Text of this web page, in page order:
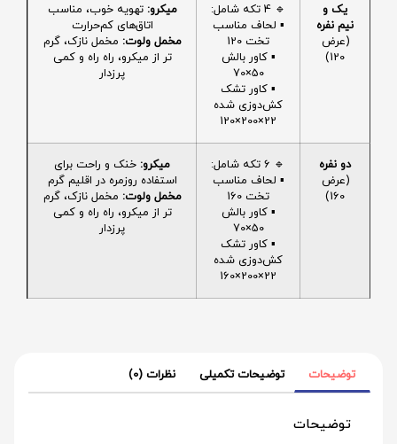
یک و
نیم نفره
(عرض
120)
🔹 4 تکه شامل:
▪️ لحاف مناسب
تخت 120
▪️ کاور بالش
50×70
▪️ کاور تشک
کش‌دوزی شده
22×200×120
میکرو: تهویه خوب، مناسب
اتاق‌های کم‌حرارت
مخمل ولوت: مخمل نازک، گرم
تر از میکرو، راه راه و کمی
پرزدار
دو نفره
(عرض
160)
🔹 6 تکه شامل:
▪️ لحاف مناسب
تخت 160
▪️ کاور بالش
50×70
▪️ کاور تشک
کش‌دوزی شده
22×200×160
میکرو: خنک و راحت برای
استفاده روزمره در اقلیم گرم
مخمل ولوت: مخمل نازک، گرم
تر از میکرو، راه راه و کمی
پرزدار
توضیحات توضیحات تکمیلی نظرات (0)
توضیحات